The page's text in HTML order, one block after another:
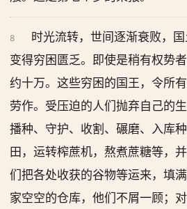
8
时光流转，世间逐渐衰败，
变得穷困匮乏。即使是稍有权势
约十万。这些穷困的国王，令所
劳作。受压迫的人们抛弃自己的
播种、守护、收割、碾磨、入库
田，运转榨蔗机，熬煮蔗糖等，
们把各处收获的谷物等运来，填
家空空的仓库，他们不屑一顾；